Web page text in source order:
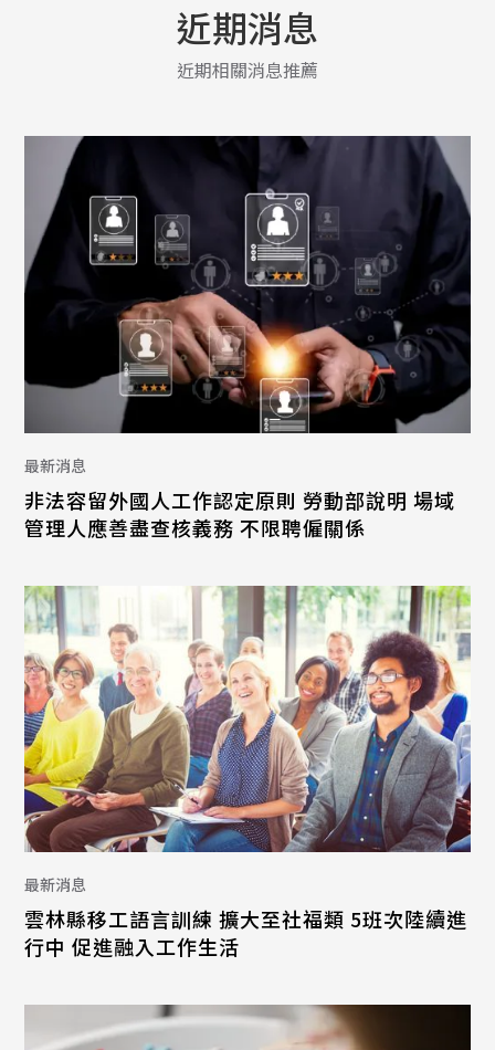
近期消息
近期相關消息推薦
最新消息
非法容留外國人工作認定原則 勞動部說明 場域
管理人應善盡查核義務 不限聘僱關係
最新消息
雲林縣移工語言訓練 擴大至社福類 5班次陸續進
行中 促進融入工作生活